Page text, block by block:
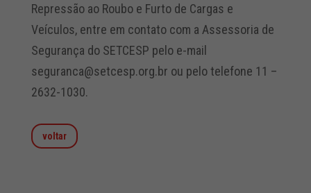
Repressão ao Roubo e Furto de Cargas e
Veículos, entre em contato com a Assessoria de
Segurança do SETCESP pelo e-mail
seguranca@setcesp.org.br ou pelo telefone 11 –
2632-1030.
voltar